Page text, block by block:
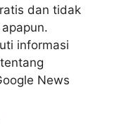
dan tidak
informasi
News